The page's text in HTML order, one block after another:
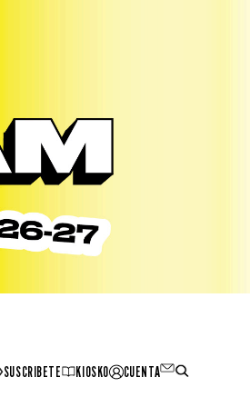
SUSCRIBETE KIOSKO CUENTA